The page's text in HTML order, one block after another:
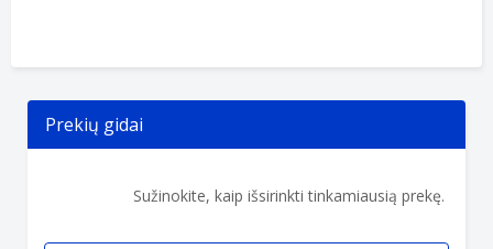
Prekių gidai
Sužinokite, kaip išsirinkti tinkamiausią prekę.